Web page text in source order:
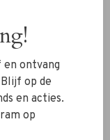
16% cashmere,
waardoor hij
warm en
ontvang
op de
en acties.
op